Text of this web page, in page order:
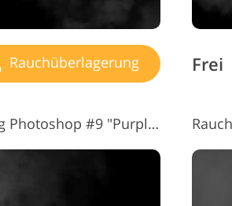
Rauchüberlagerung Frei
Kostenlose Rauchüberlagerung Photoshop #9 "Purple Grey"